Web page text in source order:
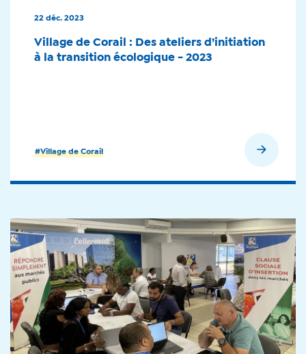
#Village de Corail
22 déc. 2023
Village de Corail : Des ateliers d’initiation
à la transition écologique - 2023